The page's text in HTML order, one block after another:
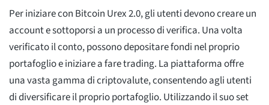
Per iniziare con Bitcoin Urex 2.0, gli utenti devono creare un
account e sottoporsi a un processo di verifica. Una volta
verificato il conto, possono depositare fondi nel proprio
portafoglio e iniziare a fare trading. La piattaforma offre
una vasta gamma di criptovalute, consentendo agli utenti
di diversificare il proprio portafoglio. Utilizzando il suo set